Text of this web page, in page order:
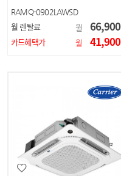
RAMQ-0902LAWSD
월 렌탈료 월 66,900
카드혜택가
월 41,900